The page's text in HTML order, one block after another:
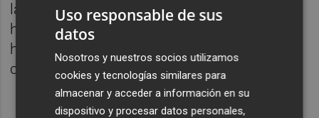
labrando un futuro con lo que nos gusta
hacer. La idea es crear una forma de hacer
humor que perdure y aprender por el
camino.
Uso responsable de sus
datos
Nosotros y nuestros socios utilizamos
cookies y tecnologías similares para
almacenar y acceder a información en su
dispositivo y procesar datos personales,